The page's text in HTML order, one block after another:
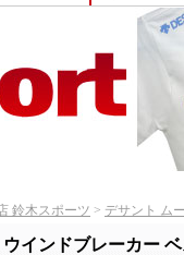
鈴木スポーツ > デサント ム
インドブレーカー